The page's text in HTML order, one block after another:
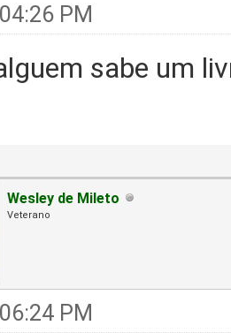
PM
sabe um
Wesley de Mileto
Veterano
PM